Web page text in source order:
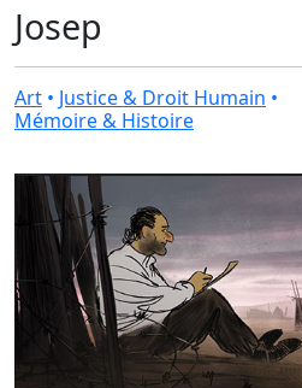
Josep
Art • Justice & Droit Humain •
Mémoire & Histoire